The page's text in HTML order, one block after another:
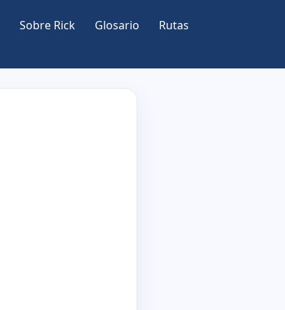
Sobre Rick Glosario
Rutas